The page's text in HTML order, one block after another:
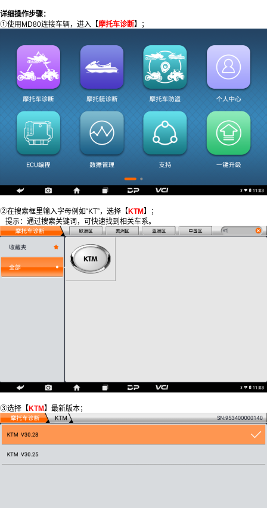
详细操作步骤：
①使用MD80连接车辆，进入【摩托车诊断】；
②在搜索框里输入字母例如“KT”，选择【KTM】；
提示：通过搜索关键词，可快速找到相关车系。
③选择【KTM】最新版本；